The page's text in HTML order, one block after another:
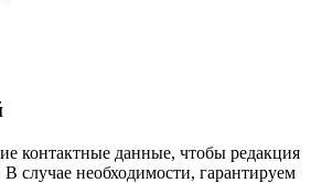
контактные данные, чтобы редакция
В случае необходимости, гарантируем